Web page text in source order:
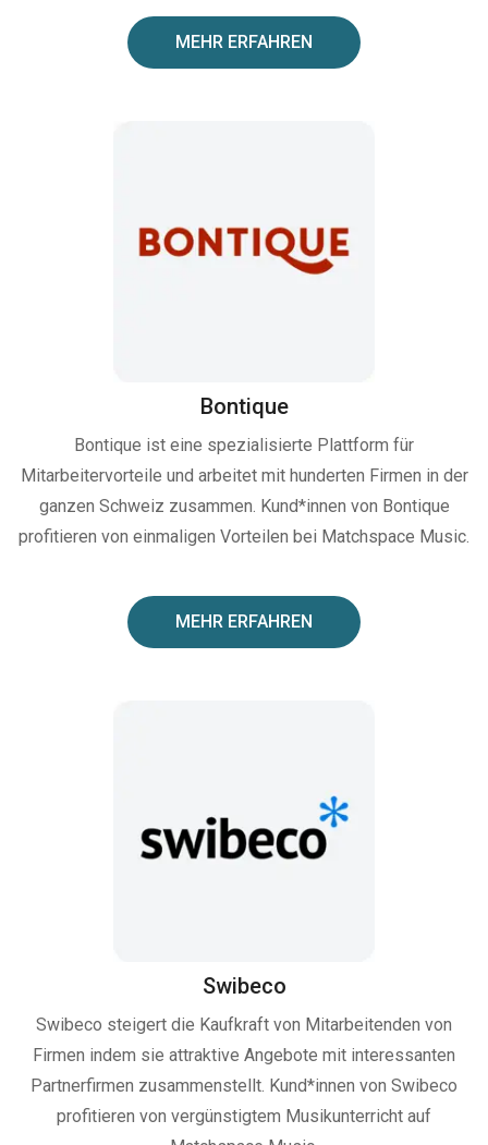
MEHR ERFAHREN
Bontique
Bontique ist eine spezialisierte Plattform für
Mitarbeitervorteile und arbeitet mit hunderten Firmen in der
ganzen Schweiz zusammen. Kund*innen von Bontique
profitieren von einmaligen Vorteilen bei Matchspace Music.
MEHR ERFAHREN
Swibeco
Swibeco steigert die Kaufkraft von Mitarbeitenden von
Firmen indem sie attraktive Angebote mit interessanten
Partnerfirmen zusammenstellt. Kund*innen von Swibeco
profitieren von vergünstigtem Musikunterricht auf